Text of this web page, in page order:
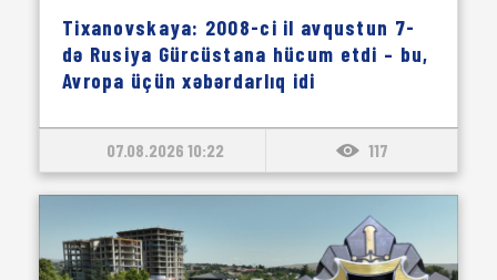
Tixanovskaya: 2008-ci il avqustun 7-
də Rusiya Gürcüstana hücum etdi – bu,
Avropa üçün xəbərdarlıq idi
07.08.2026 10:22 117